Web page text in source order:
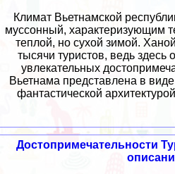
Климат Вьетнамской
муссонный, характеризующим
теплой, но сухой зимой.
тысячи туристов, ведь здесь
увлекательных
Вьетнама представлена в
фантастической
Достопримечательности